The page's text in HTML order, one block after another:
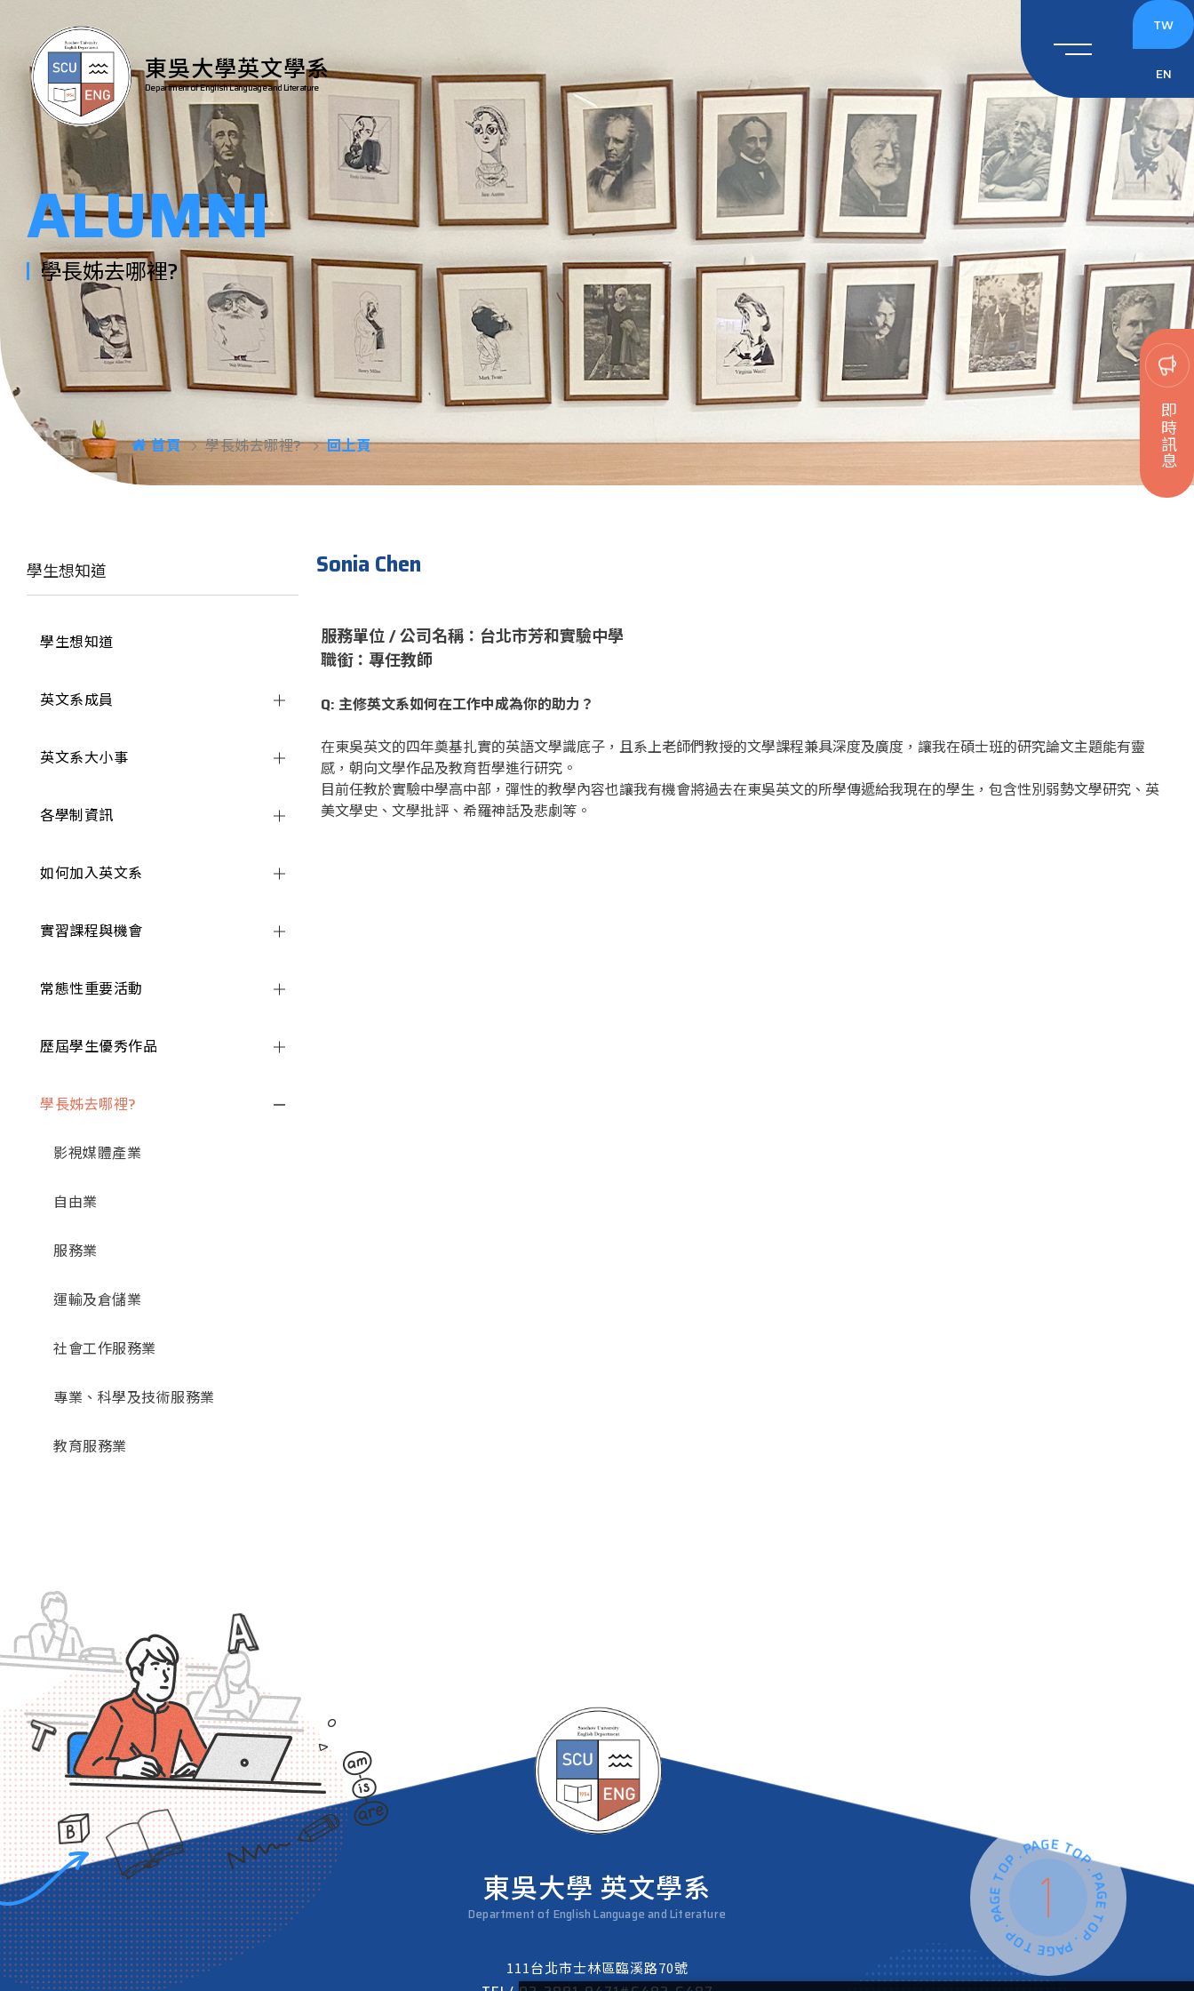
東吳大學英文學系
Department of English Language and Literature
TW
EN
即時訊息
ALUMNI
學長姊去哪裡?
首頁 學長姊去哪裡? 回上頁
學生想知道
學生想知道
英文系成員
英文系大小事
各學制資訊
如何加入英文系
實習課程與機會
常態性重要活動
歷屆學生優秀作品
學長姊去哪裡?
影視媒體產業
自由業
服務業
運輸及倉儲業
社會工作服務業
專業、科學及技術服務業
教育服務業
Sonia Chen
服務單位 / 公司名稱：台北市芳和實驗中學
職銜：專任教師
Q: 主修英文系如何在工作中成為你的助力？
在東吳英文的四年奠基扎實的英語文學識底子，且系上老師們教授的文學課程兼具深度及廣度，讓我在碩士班的研究論文主題能有靈
感，朝向文學作品及教育哲學進行研究。
目前任教於實驗中學高中部，彈性的教學內容也讓我有機會將過去在東吳英文的所學傳遞給我現在的學生，包含性別弱勢文學研究、英
美文學史、文學批評、希羅神話及悲劇等。
PAGE TOP . PAGE TOP . PAGE TOP . PAGE TOP .
東吳大學 英文學系
Department of English Language and Literature
111台北市士林區臨溪路70號